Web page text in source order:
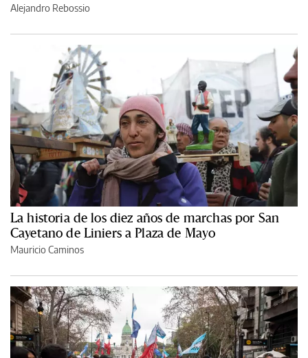
Alejandro Rebossio
La historia de los diez años de marchas por San
Cayetano de Liniers a Plaza de Mayo
Mauricio Caminos